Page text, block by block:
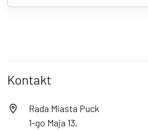
Kontakt
Rada Miasta Puck
1-go Maja 13,